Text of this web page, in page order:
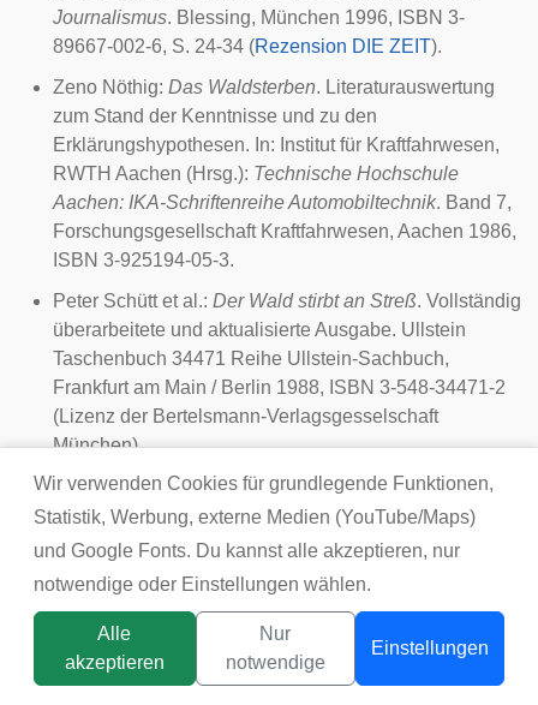
Wir verwenden Cookies für grundlegende Funktionen,
Statistik, Werbung, externe Medien (YouTube/Maps)
und Google Fonts. Du kannst alle akzeptieren, nur
notwendige oder Einstellungen wählen.
Alle
akzeptieren
Nur
notwendige
Einstellungen
Journalismus. Blessing, München 1996, ISBN 3-
89667-002-6, S. 24-34 (Rezension DIE ZEIT).
Zeno Nöthig: Das Waldsterben. Literaturauswertung
zum Stand der Kenntnisse und zu den
Erklärungshypothesen. In: Institut für Kraftfahrwesen,
RWTH Aachen (Hrsg.): Technische Hochschule
Aachen: IKA-Schriftenreihe Automobiltechnik. Band 7,
Forschungsgesellschaft Kraftfahrwesen, Aachen 1986,
ISBN 3-925194-05-3.
Peter Schüttet al.: Der Wald stirbt an Streß. Vollständig
überarbeitete und aktualisierte Ausgabe. Ullstein
Taschenbuch 34471 Reihe Ullstein-Sachbuch,
Frankfurt am Main / Berlin 1988, ISBN 3-548-34471-2
(Lizenz der Bertelsmann-Verlagsgesselschaft
München).
Peter Schütt et al.:So stirbt der Wald. Schadbilder und
Krankheitsverlauf. 5., durchgesehene Auflage.blv,
München / Wien / Zürich1986 (Erstausgabe 1983)
ISBN 3-405-13101-4.
Horst Stern(Hrsg.):Rettet den Wald. 2.,
aktualisierte Auflage. Kindler, München
1989 (Erstausgabe 1979), ISBN 3-463-40107-X.